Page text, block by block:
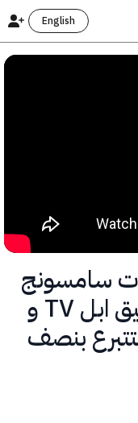
English
سامسونج
الجديدة سوف تدعم تطبيق ابل TV و
بنصف